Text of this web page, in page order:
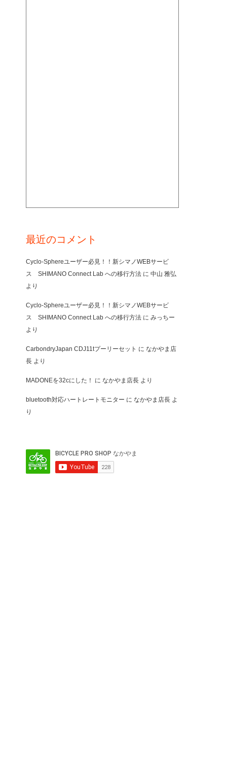
最近のコメント
Cyclo-Sphereユーザー必見！！新シマノWEBサービ
ス SHIMANO Connect Lab への移行方法 に 中山 雅弘
より
Cyclo-Sphereユーザー必見！！新シマノWEBサービ
ス SHIMANO Connect Lab への移行方法 に みっちー
より
CarbondryJapan CDJ11tプーリーセット に なかやま店
長 より
MADONEを32cにした！ に なかやま店長 より
bluetooth対応ハートレートモニター に なかやま店長 よ
り